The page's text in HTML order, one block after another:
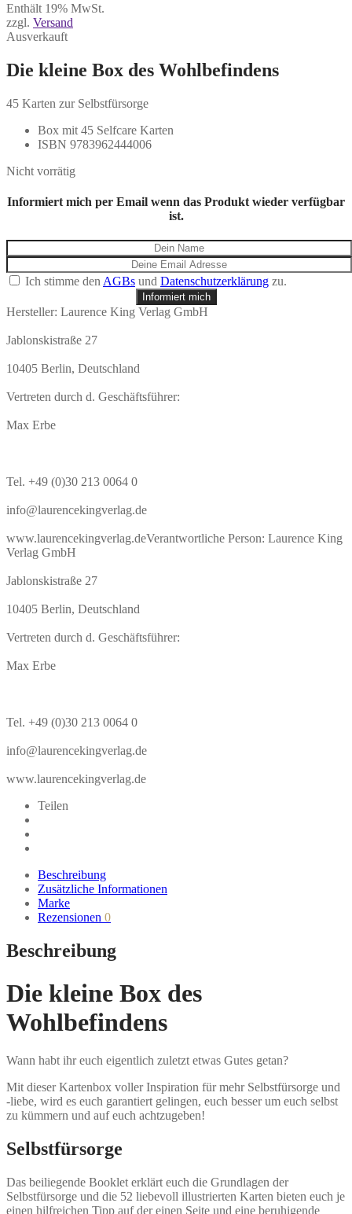
Enthält 19% MwSt.
zzgl. Versand
Ausverkauft
Die kleine Box des Wohlbefindens
45 Karten zur Selbstfürsorge
Box mit 45 Selfcare Karten
ISBN 9783962444006
Nicht vorrätig
Informiert mich per Email wenn das Produkt wieder verfügbar
ist.
Ich stimme den AGBs und Datenschutzerklärung zu.
Informiert mich
Hersteller: Laurence King Verlag GmbH
Jablonskistraße 27
10405 Berlin, Deutschland
Vertreten durch d. Geschäftsführer:
Max Erbe
Tel. +49 (0)30 213 0064 0
info@laurencekingverlag.de
www.laurencekingverlag.deVerantwortliche Person: Laurence King
Verlag GmbH
Jablonskistraße 27
10405 Berlin, Deutschland
Vertreten durch d. Geschäftsführer:
Max Erbe
Tel. +49 (0)30 213 0064 0
info@laurencekingverlag.de
www.laurencekingverlag.de
Teilen
Beschreibung
Zusätzliche Informationen
Marke
Rezensionen 0
Beschreibung
Die kleine Box des
Wohlbefindens
Wann habt ihr euch eigentlich zuletzt etwas Gutes getan?
Mit dieser Kartenbox voller Inspiration für mehr Selbstfürsorge und
-liebe, wird es euch garantiert gelingen, euch besser um euch selbst
zu kümmern und auf euch achtzugeben!
Selbstfürsorge
Das beiliegende Booklet erklärt euch die Grundlagen der
Selbstfürsorge und die 52 liebevoll illustrierten Karten bieten euch je
einen hilfreichen Tipp auf der einen Seite und eine beruhigende